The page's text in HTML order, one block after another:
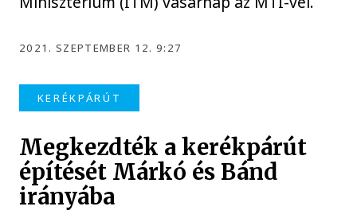
2021. SZEPTEMBER 12. 9:27
KERÉKPÁRÚT
Megkezdték a kerékpárút
építését Márkó és Bánd
irányába